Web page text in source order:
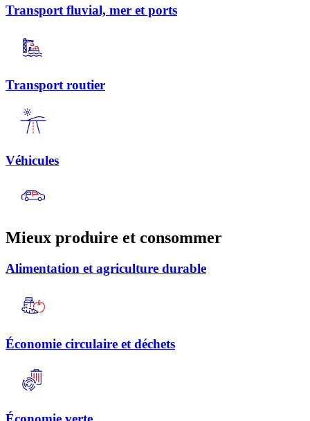
Transport fluvial, mer et ports
Transport routier
Véhicules
Mieux produire et consommer
Alimentation et agriculture durable
Économie circulaire et déchets